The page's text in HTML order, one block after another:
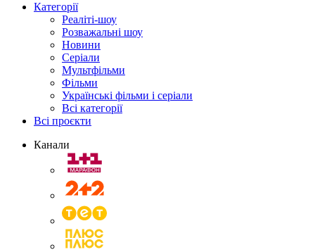
Категорії
Реаліті-шоу
Розважальні шоу
Новини
Серіали
Мультфільми
Фільми
Українські фільми і серіали
Всі категорії
Всі проєкти
Канали